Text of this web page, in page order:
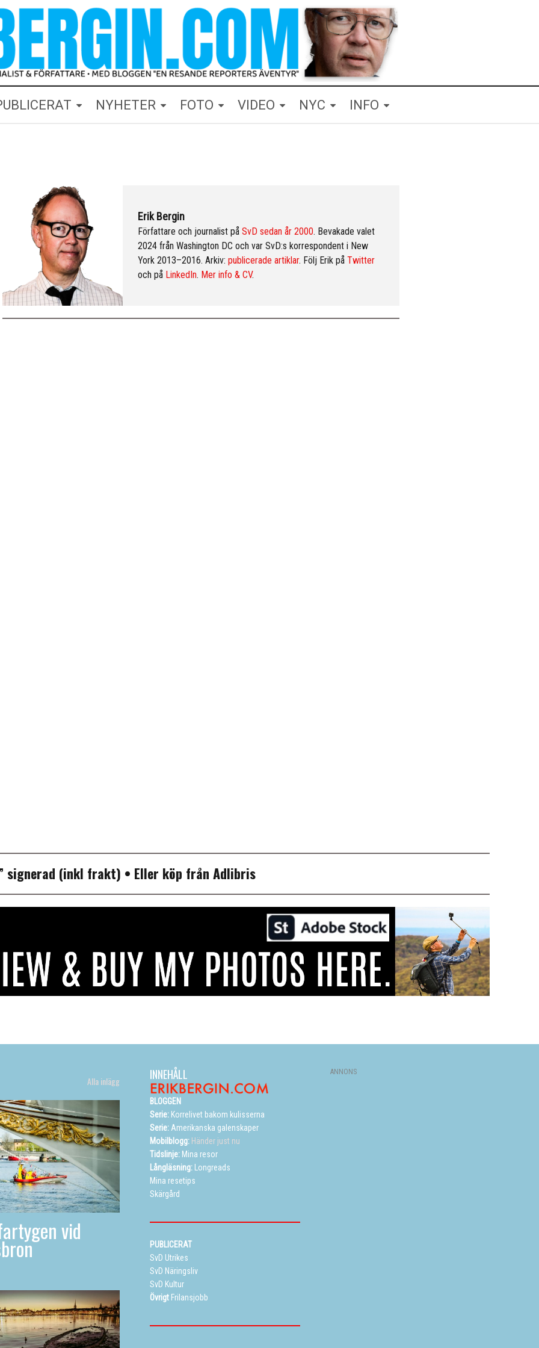
NYHETER FOTO VIDEO NYC INFO
Erik Bergin
Författare och journalist på SvD sedan år 2000. Bevakade valet
2024 från Washington DC och var SvD:s korrespondent i New
York 2013–2016. Arkiv: publicerade artiklar. Följ Erik på Twitter
och på LinkedIn. Mer info & CV.
signerad (inkl frakt) • Eller köp från Adlibris
Alla inlägg
vid
INNEHÅLL
BLOGGEN
Serie: Korrelivet bakom kulisserna
Serie:Amerikanska galenskaper
Mobilblogg: Händer just nu
Tidslinje: Mina resor
Långläsning: Longreads
Mina resetips
Skärgård
PUBLICERAT
SvD Utrikes
SvD Näringsliv
SvD Kultur
Övrigt Frilansjobb
ANNONS